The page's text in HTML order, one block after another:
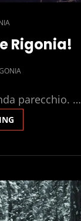
Rigonia!
parecchio. …
SACCO
RIGONIA!